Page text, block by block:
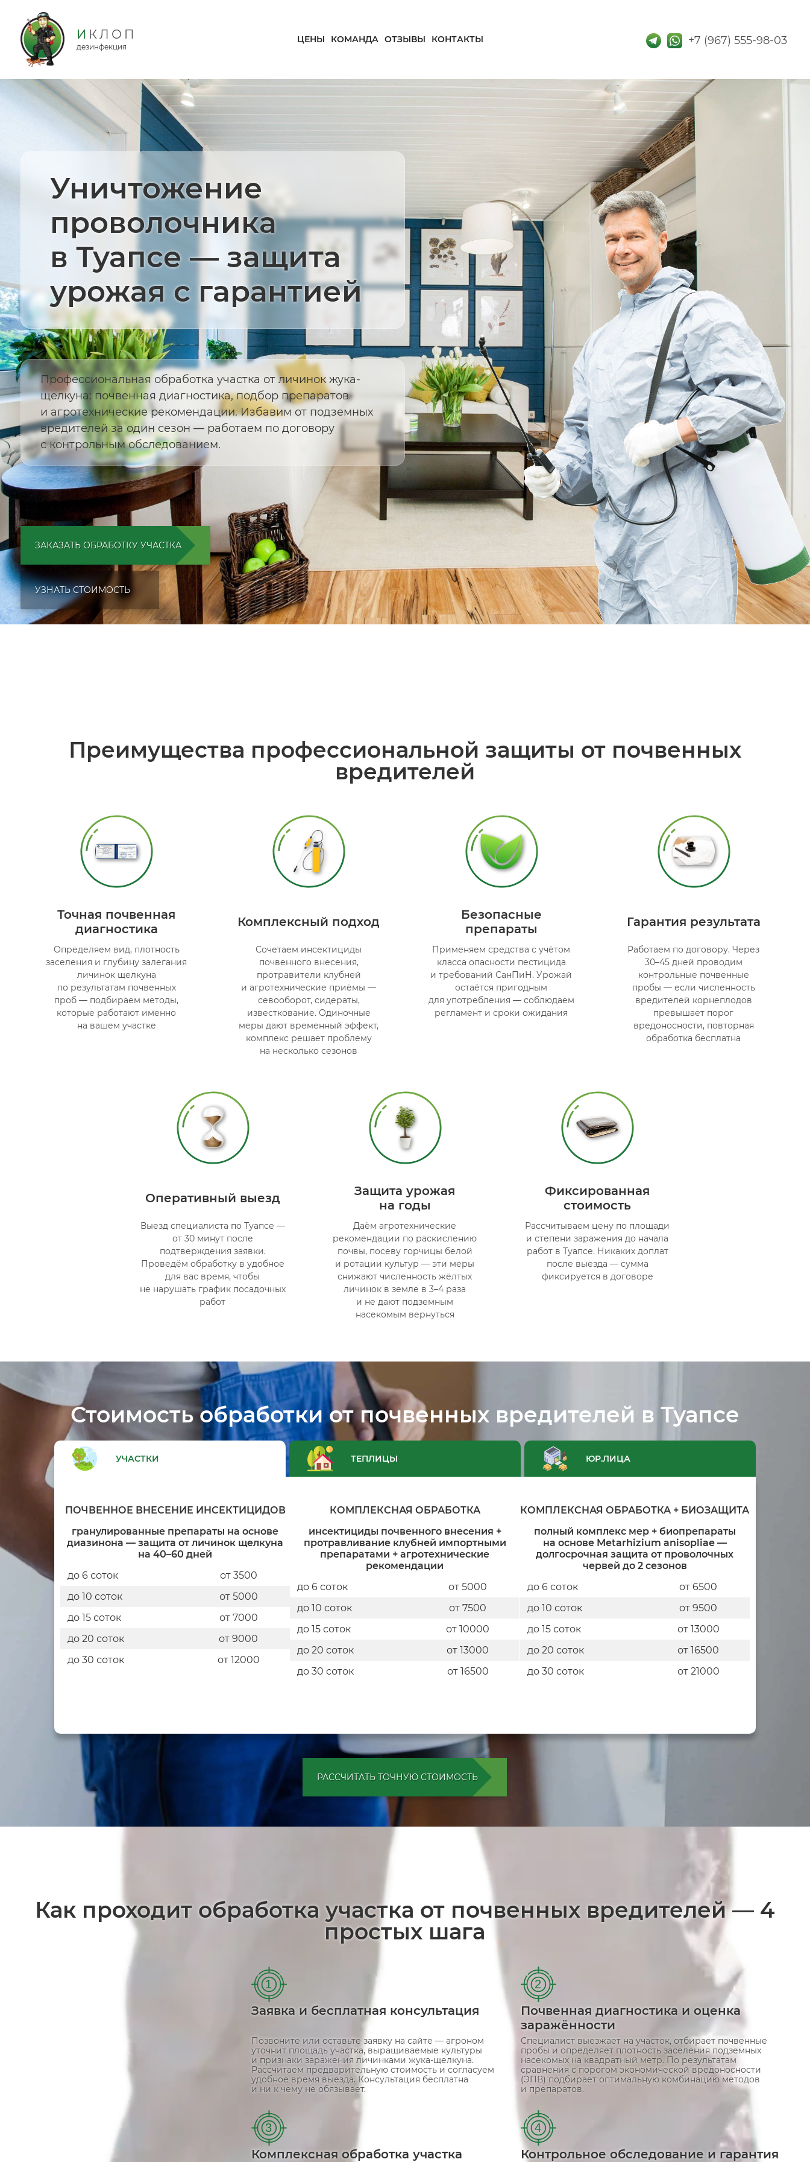
дезинфекция
ЦЕНЫ КОМАНДА ОТЗЫВЫ КОНТАКТЫ
Уничтожение
проволочника
в Туапсе — защита
урожая с гарантией
Профессиональная обработка участка от личинок жука-
щелкуна: почвенная диагностика, подбор препаратов
и агротехнические рекомендации. Избавим от подземных
вредителей за один сезон — работаем по договору
с контрольным обследованием.
ЗАКАЗАТЬ ОБРАБОТКУ УЧАСТКА
УЗНАТЬ СТОИМОСТЬ
Преимущества профессиональной защиты от почвенных
вредителей
Точная почвенная
диагностика
Определяем вид, плотность
заселения и глубину залегания
личинок щелкуна
по результатам почвенных
проб — подбираем методы,
которые работают именно
на вашем участке
Комплексный подход
Сочетаем инсектициды
почвенного внесения,
протравители клубней
и агротехнические приёмы —
севооборот, сидераты,
известкование. Одиночные
меры дают временный эффект,
комплекс решает проблему
на несколько сезонов
Безопасные
препараты
Применяем средства с учётом
класса опасности пестицида
и требований СанПиН. Урожай
остаётся пригодным
для употребления — соблюдаем
регламент и сроки ожидания
Гарантия результата
Работаем по договору. Через
30–45 дней проводим
контрольные почвенные
пробы — если численность
вредителей корнеплодов
превышает порог
вредоносности, повторная
обработка бесплатна
Оперативный выезд
Выезд специалиста по Туапсе —
от 30 минут после
подтверждения заявки.
Проведём обработку в удобное
для вас время, чтобы
не нарушать график посадочных
работ
Защита урожая
на годы
Даём агротехнические
рекомендации по раскислению
почвы, посеву горчицы белой
и ротации культур — эти меры
снижают численность жёлтых
личинок в земле в 3–4 раза
и не дают подземным
насекомым вернуться
Фиксированная
стоимость
Рассчитываем цену по площади
и степени заражения до начала
работ в Туапсе. Никаких доплат
после выезда — сумма
фиксируется в договоре
Стоимость обработки от почвенных вредителей в Туапсе
УЧАСТКИ ТЕПЛИЦЫ ЮР.ЛИЦА
ПОЧВЕННОЕ ВНЕСЕНИЕ ИНСЕКТИЦИДОВ
гранулированные препараты на основе
диазинона — защита от личинок щелкуна
на 40–60 дней
до 6 соток
от 3500
до 10 соток
от 5000
до 15 соток
от 7000
до 20 соток
от 9000
до 30 соток
от 12000
КОМПЛЕКСНАЯ ОБРАБОТКА
инсектициды почвенного внесения +
протравливание клубней импортными
препаратами + агротехнические
рекомендации
до 6 соток
от 5000
до 10 соток
от 7500
до 15 соток
от 10000
до 20 соток
от 13000
до 30 соток
от 16500
КОМПЛЕКСНАЯ ОБРАБОТКА + БИОЗАЩИТА
полный комплекс мер + биопрепараты
на основе Metarhizium anisopliae —
долгосрочная защита от проволочных
червей до 2 сезонов
до 6 соток
от 6500
до 10 соток
от 9500
до 15 соток
от 13000
до 20 соток
от 16500
до 30 соток
от 21000
РАССЧИТАТЬ ТОЧНУЮ СТОИМОСТЬ
Как проходит обработка участка от почвенных вредителей — 4
простых шага
1
Заявка и бесплатная консультация
Позвоните или оставьте заявку на сайте — агроном
уточнит площадь участка, выращиваемые культуры
и признаки заражения личинками жука-щелкуна.
Рассчитаем предварительную стоимость и согласуем
удобное время выезда. Консультация бесплатна
и ни к чему не обязывает.
2
Почвенная диагностика и оценка
заражённости
Специалист выезжает на участок, отбирает почвенные
пробы и определяет плотность заселения подземных
насекомых на квадратный метр. По результатам
сравнения с порогом экономической вредоносности
(ЭПВ) подбирает оптимальную комбинацию методов
и препаратов.
3
Комплексная обработка участка
4
Контрольное обследование и гарантия